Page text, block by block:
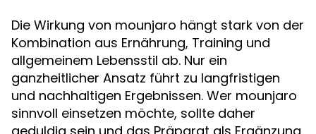
Die Wirkung von mounjaro hängt stark von der
Kombination aus Ernährung, Training und
allgemeinem Lebensstil ab. Nur ein
ganzheitlicher Ansatz führt zu langfristigen
und nachhaltigen Ergebnissen. Wer mounjaro
sinnvoll einsetzen möchte, sollte daher